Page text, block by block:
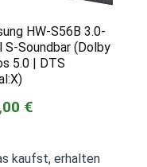
HW-S56B 3.0-
S-Soundbar (Dolby
5.0 | DTS
€
kaufst, erhalten